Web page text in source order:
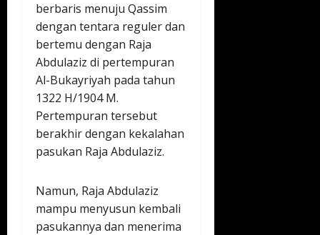
berbaris menuju Qassim
dengan tentara reguler dan
bertemu dengan Raja
Abdulaziz di pertempuran
Al-Bukayriyah pada tahun
1322 H/1904 M.
Pertempuran tersebut
berakhir dengan kekalahan
pasukan Raja Abdulaziz.
Namun, Raja Abdulaziz
mampu menyusun kembali
pasukannya dan menerima